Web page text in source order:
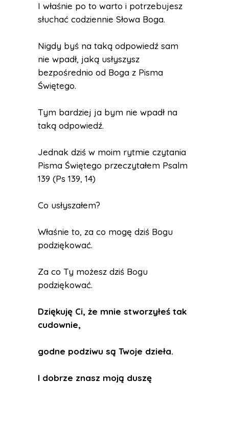
I właśnie po to warto i potrzebujesz
słuchać codziennie Słowa Boga.
Nigdy byś na taką odpowiedź sam
nie wpadł, jaką usłyszysz
bezpośrednio od Boga z Pisma
Świętego.
Tym bardziej ja bym nie wpadł na
taką odpowiedź.
Jednak dziś w moim rytmie czytania
Pisma Świętego przeczytałem Psalm
139 (Ps 139, 14)
Co usłyszałem?
Właśnie to, za co mogę dziś Bogu
podziękować.
Za co Ty możesz dziś Bogu
podziękować.
Dziękuję Ci, że mnie stworzyłeś tak
cudownie,
godne podziwu są Twoje dzieła.
I dobrze znasz moją duszę